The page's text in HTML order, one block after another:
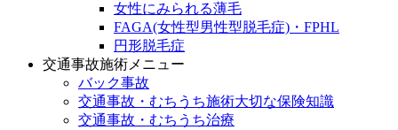
女性にみられる薄毛
FAGA(女性型男性型脱毛症)・FPHL
円形脱毛症
交通事故施術メニュー
バック事故
交通事故・むちうち施術大切な保険知識
交通事故・むちうち治療